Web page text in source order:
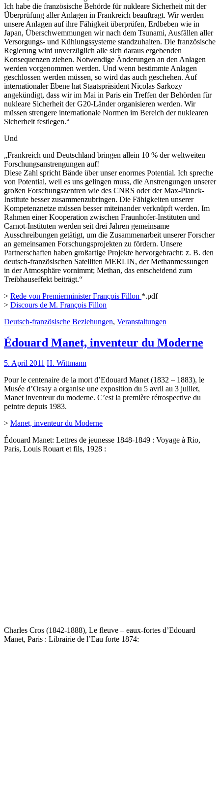
Ich habe die französische Behörde für nukleare Sicherheit mit der
Überprüfung aller Anlagen in Frankreich beauftragt. Wir werden
unsere Anlagen auf ihre Fähigkeit überprüfen, Erdbeben wie in
Japan, Überschwemmungen wir nach dem Tsunami, Ausfällen aller
Versorgungs- und Kühlungssysteme standzuhalten. Die französische
Regierung wird unverzüglich alle sich daraus ergebenden
Konsequenzen ziehen. Notwendige Änderungen an den Anlagen
werden vorgenommen werden. Und wenn bestimmte Anlagen
geschlossen werden müssen, so wird das auch geschehen. Auf
internationaler Ebene hat Staatspräsident Nicolas Sarkozy
angekündigt, dass wir im Mai in Paris ein Treffen der Behörden für
nukleare Sicherheit der G20-Länder organisieren werden. Wir
müssen strengere internationale Normen im Bereich der nuklearen
Sicherheit festlegen.“
Und
„Frankreich und Deutschland bringen allein 10 % der weltweiten
Forschungsanstrengungen auf!
Diese Zahl spricht Bände über unser enormes Potential. Ich spreche
von Potential, weil es uns gelingen muss, die Anstrengungen unserer
großen Forschungszentren wie des CNRS oder der Max-Planck-
Institute besser zusammenzubringen. Die Fähigkeiten unserer
Kompetenznetze müssen besser miteinander verknüpft werden. Im
Rahmen einer Kooperation zwischen Fraunhofer-Instituten und
Carnot-Instituten werden seit drei Jahren gemeinsame
Ausschreibungen getätigt, um die Zusammenarbeit unserer Forscher
an gemeinsamen Forschungsprojekten zu fördern. Unsere
Partnerschaften haben großartige Projekte hervorgebracht: z. B. den
deutsch-französischen Satelliten MERLIN, der Methanmessungen
in der Atmosphäre vornimmt; Methan, das entscheidend zum
Treibhauseffekt beiträgt.“
> Rede von Premierminister François Fillon *.pdf
> Discours de M. François Fillon
Deutsch-französische Beziehungen, Veranstaltungen
Édouard Manet, inventeur du Moderne
5. April 2011 H. Wittmann
Pour le centenaire de la mort d’Edouard Manet (1832 – 1883), le
Musée d’Orsay a organise une exposition du 5 avril au 3 juillet,
Manet inventeur du moderne. C’est la première rétrospective du
peintre depuis 1983.
> Manet, inventeur du Moderne
Édouard Manet: Lettres de jeunesse 1848-1849 : Voyage à Rio,
Paris, Louis Rouart et fils, 1928 :
Charles Cros (1842-1888), Le fleuve – eaux-fortes d’Edouard
Manet, Paris : Librairie de l’Eau forte 1874: